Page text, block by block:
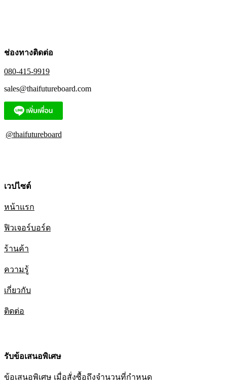
ช่องทางติดต่อ
080-415-9919
sales@thaifutureboard.com
@thaifutureboard
เวปไซต์
หน้าแรก
ฟิวเจอร์บอร์ด
ร้านค้า
ความรู้
เกี่ยวกับ
ติดต่อ
รับข้อเสนอพิเศษ
ข้อเสนอพิเศษ เมื่อสั่งซื้อถึงจำนวนที่กำหนด